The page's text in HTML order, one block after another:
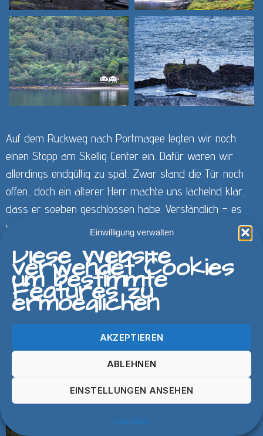
Einwilligung verwalten
Diese Website
verwendet Cookies
um bestimmte
Features zu
ermoeglichen
AKZEPTIEREN
ABLEHNEN
EINSTELLUNGEN ANSEHEN
Cookie-Richtlinie
Auf dem Rückweg nach Portmagee legten wir noch
einen Stopp am Skellig Center ein. Dafür waren wir
allerdings endgültig zu spät. Zwar stand die Tür noch
offen, doch ein älterer Herr machte uns lächelnd klar,
dass er soeben geschlossen habe. Verständlich – es
war schließlich schon kurz vor 18:00 Uhr. Wir nutzten
den Aufenthalt für ein paar Fotos von Portmagee mit
seinen bunten Häusern.